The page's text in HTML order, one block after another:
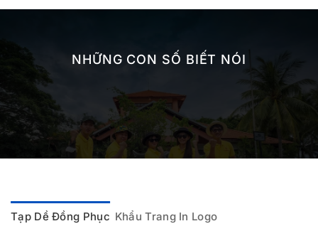
NHỮNG CON SỐ BIẾT NÓI
Tạp Dề Đồng Phục Khẩu Trang In Logo